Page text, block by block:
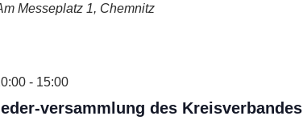
Messeplatz 1, Chemnitz
versammlung des Kreisverbandes
- 15:00